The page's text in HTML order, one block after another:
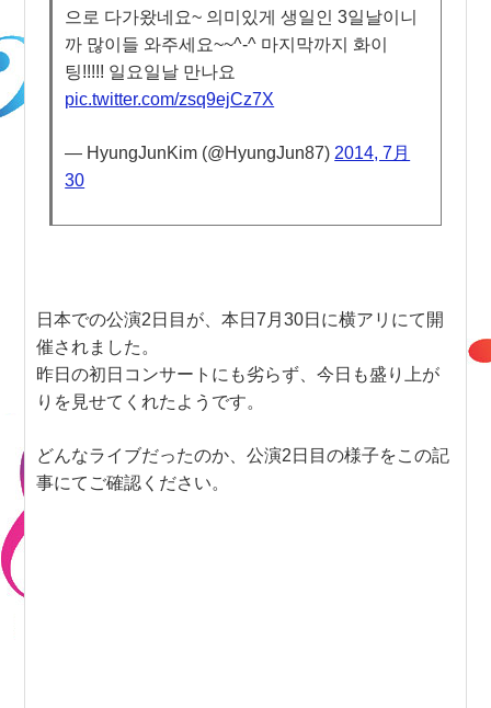
으로 다가왔네요~ 의미있게 생일인 3일날이니
까 많이들 와주세요~~^-^ 마지막까지 화이
팅!!!!! 일요일날 만나요
pic.twitter.com/zsq9ejCz7X
— HyungJunKim (@HyungJun87) 2014, 7月
30
日本での公演2日目が、本日7月30日に横アリにて開
催されました。
昨日の初日コンサートにも劣らず、今日も盛り上が
りを見せてくれたようです。
どんなライブだったのか、公演2日目の様子をこの記
事にてご確認ください。